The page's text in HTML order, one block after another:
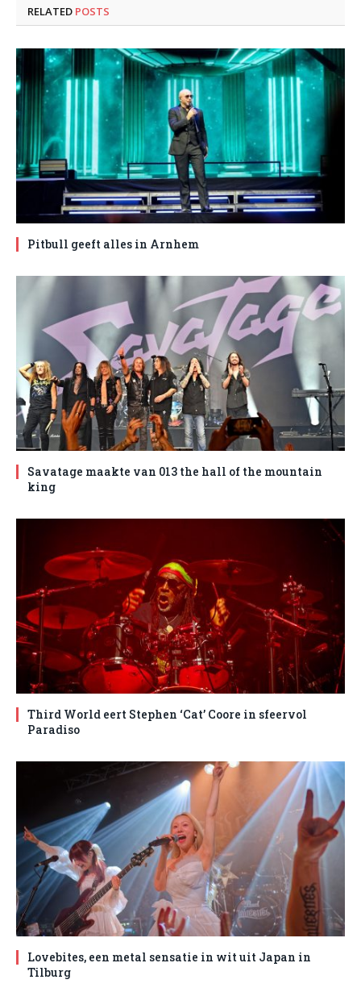
RELATED POSTS
Pitbull geeft alles in Arnhem
Savatage maakte van 013 the hall of the mountain
king
Third World eert Stephen ‘Cat’ Coore in sfeervol
Paradiso
Lovebites, een metal sensatie in wit uit Japan in
Tilburg